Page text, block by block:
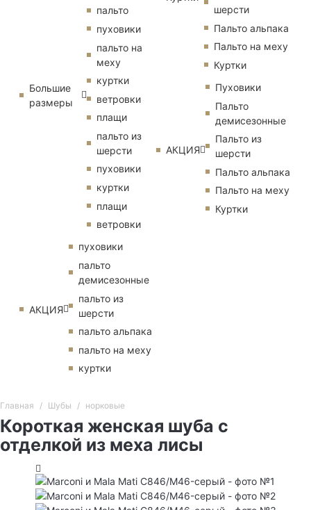
Большие
размеры
пальто
пуховики
пальто на
меху
куртки
ветровки
плащи
пальто из
шерсти
пуховики
куртки
плащи
ветровки
АКЦИЯ
пуховики
пальто
демисезонные
пальто из
шерсти
пальто альпака
пальто на меху
куртки
шерсти
Пальто альпака
Пальто на меху
Куртки
АКЦИЯ
Пуховики
Пальто
демисезонные
Пальто из
шерсти
Пальто альпака
Пальто на меху
Куртки
Главная Шубы норковые
Короткая женская шуба с
отделкой из меха лисы